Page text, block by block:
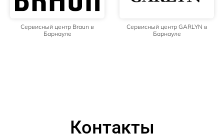
Сервисный центр Braun в
Барнауле
Сервисный центр GARLYN в
Барнауле
Контакты